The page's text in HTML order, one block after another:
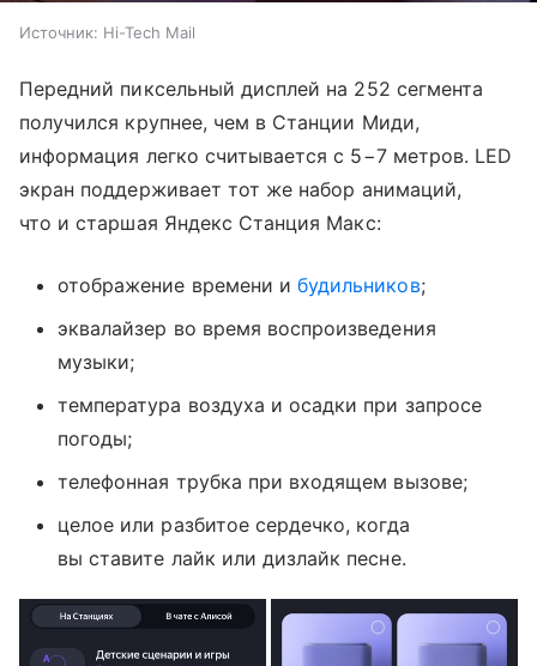
Источник: Hi-Tech Mail
Передний пиксельный дисплей на 252 сегмента
получился крупнее, чем в Станции Миди,
информация легко считывается с 5−7 метров. LED
экран поддерживает тот же набор анимаций,
что и старшая Яндекс Станция Макс:
отображение времени ибудильников;
эквалайзер во время воспроизведения
музыки;
температура воздуха и осадки при запросе
погоды;
телефонная трубка при входящем вызове;
целое или разбитое сердечко, когда
вы ставите лайк или дизлайк песне.